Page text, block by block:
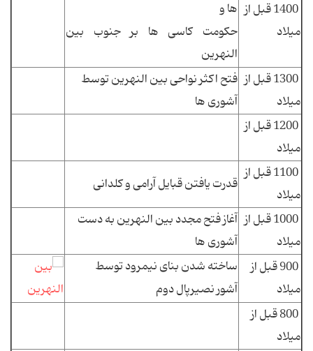
1400 قبل از
میلاد
ها و
حکومت کاسی ها بر جنوب بین
النهرین
1300 قبل از
میلاد
فتح اکثر نواحی بین النهرین توسط
آشوری ها
1200 قبل از
میلاد
1100 قبل از
میلاد
قدرت یافتن قبایل آرامی و کلدانی
1000 قبل از
میلاد
آغاز فتح مجدد بین النهرین به دست
آشوری ها
900 قبل از
میلاد
ساخته شدن بنای نیمرود توسط
آشور نصیرپال دوم
800 قبل از
میلاد